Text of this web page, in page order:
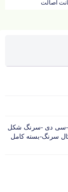
اصالت
سی دی -سرنگ شکل
سرنگ-بسته کامل